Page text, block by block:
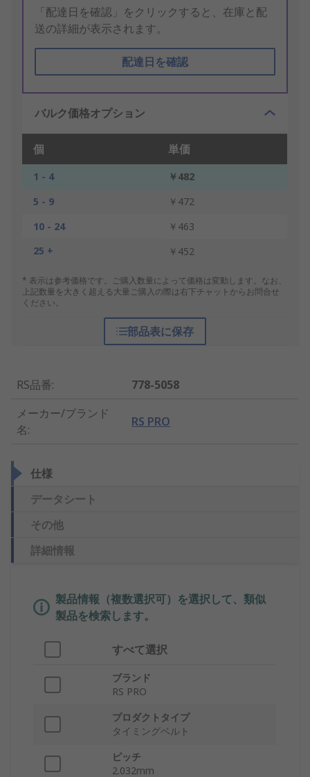
「配達日を確認」をクリックすると、在庫と配
送の詳細が表示されます。
配達日を確認
バルク価格オプション
個 単価
1 - 4
￥482
5 - 9
￥472
10 - 24
￥463
25 +
￥452
* 表示は参考価格です。ご購入数量によって価格は変動します。なお、
上記数量を大きく超える大量ご購入の際は右下チャットからお問合せ
ください。
部品表に保存
RS品番:
778-5058
メーカー/ブランド
名:
RS PRO
仕様
データシート
その他
詳細情報
製品情報（複数選択可）を選択して、類似
製品を検索します。
すべて選択
ブランド
RS PRO
プロダクトタイプ
タイミングベルト
ピッチ
2.032mm